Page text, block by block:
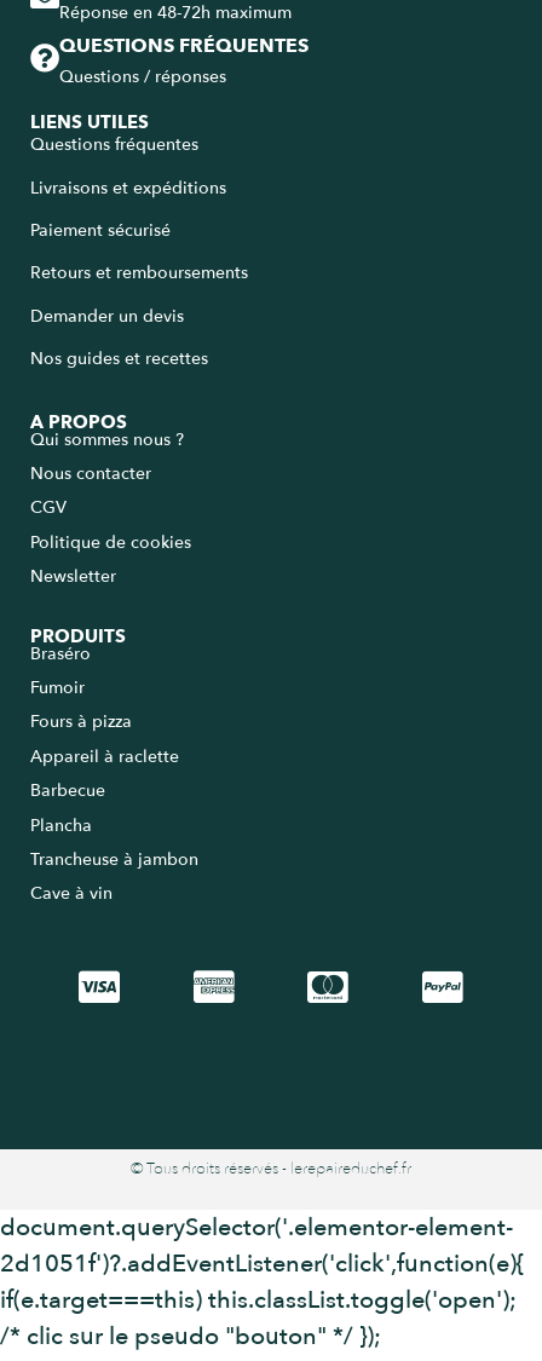
Réponse en 48-72h maximum
QUESTIONS FRÉQUENTES
Questions / réponses
LIENS UTILES
Questions fréquentes
Livraisons et expéditions
Paiement sécurisé
Retours et remboursements
Demander un devis
Nos guides et recettes
A PROPOS
Qui sommes nous ?
Nous contacter
CGV
Politique de cookies
Newsletter
PRODUITS
Braséro
Fumoir
Fours à pizza
Appareil à raclette
Barbecue
Plancha
Trancheuse à jambon
Cave à vin
© Tous droits réservés - lerepaireduchef.fr
document.querySelector('.elementor-element-
2d1051f')?.addEventListener('click',function(e){
if(e.target===this) this.classList.toggle('open');
/* clic sur le pseudo "bouton" */ });